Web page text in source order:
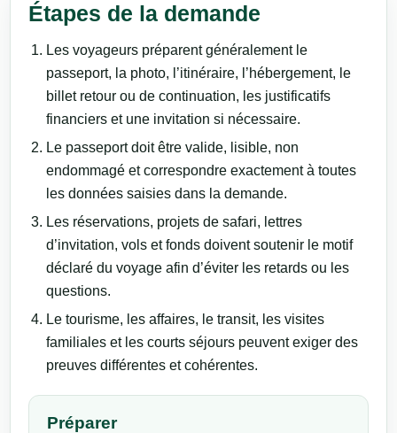
Étapes de la demande
Les voyageurs préparent généralement le
passeport, la photo, l’itinéraire, l’hébergement, le
billet retour ou de continuation, les justificatifs
financiers et une invitation si nécessaire.
Le passeport doit être valide, lisible, non
endommagé et correspondre exactement à toutes
les données saisies dans la demande.
Les réservations, projets de safari, lettres
d’invitation, vols et fonds doivent soutenir le motif
déclaré du voyage afin d’éviter les retards ou les
questions.
Le tourisme, les affaires, le transit, les visites
familiales et les courts séjours peuvent exiger des
preuves différentes et cohérentes.
Préparer